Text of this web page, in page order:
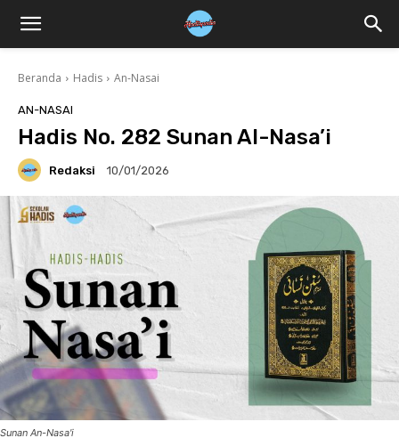
Beranda Hadis An-Nasai
AN-NASAI
Hadis No. 282 Sunan Al-Nasa’i
Redaksi 10/01/2026
Sunan An-Nasa'i